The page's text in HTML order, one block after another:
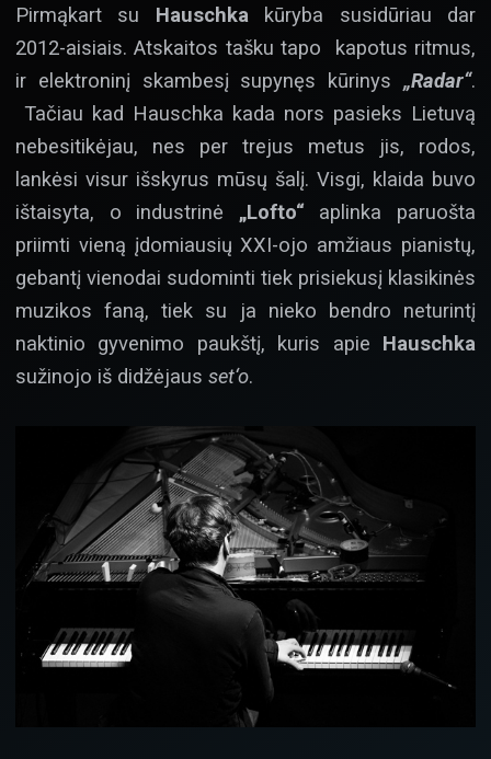
Pirmąkart su Hauschka kūryba susidūriau dar
2012-aisiais. Atskaitos tašku tapo kapotus ritmus,
ir elektroninį skambesį supynęs kūrinys „Radar“.
Tačiau kad Hauschka kada nors pasieks Lietuvą
nebesitikėjau, nes per trejus metus jis, rodos,
lankėsi visur išskyrus mūsų šalį. Visgi, klaida buvo
ištaisyta, o industrinė „Lofto“aplinka paruošta
priimti vieną įdomiausių XXI-ojo amžiaus pianistų,
gebantį vienodai sudominti tiek prisiekusį klasikinės
muzikos faną, tiek su ja nieko bendro neturintį
naktinio gyvenimo paukštį, kuris apie Hauschka
sužinojo iš didžėjaus set‘o.